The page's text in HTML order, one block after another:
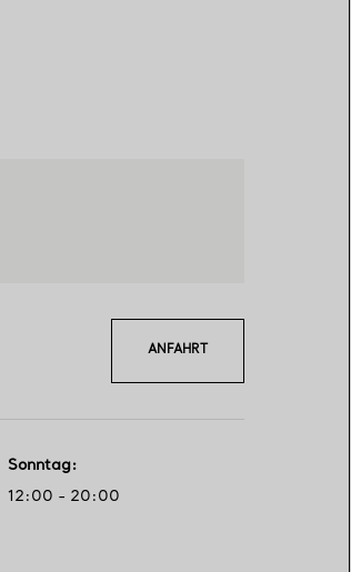
ANFAHRT
Sonntag:
12:00 - 20:00